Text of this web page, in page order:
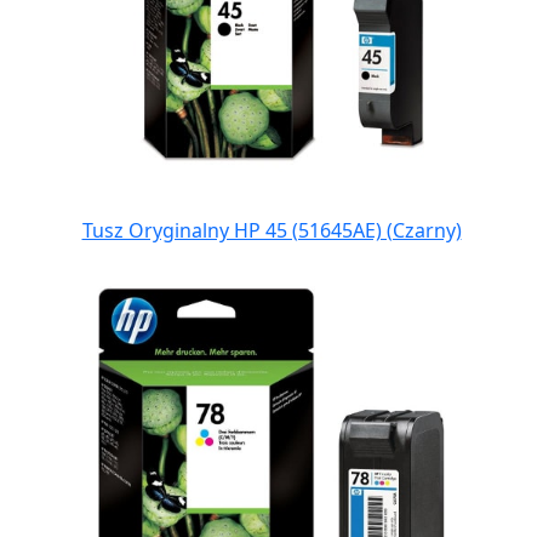
Tusz Oryginalny HP 45 (51645AE) (Czarny)